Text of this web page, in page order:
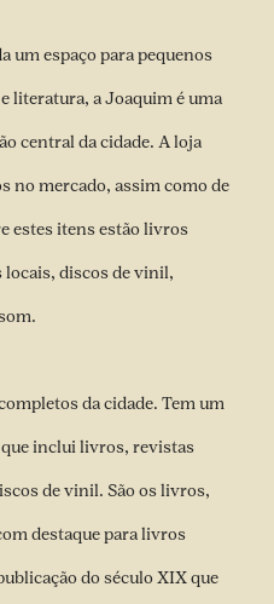
um espaço para pequenos
literatura, a Joaquim é uma
central da cidade. A loja
no mercado, assim como de
estes itens estão livros
discos de vinil,
da cidade. Tem um
inclui livros, revistas
de vinil. São os livros,
destaque para livros
do século XIX que